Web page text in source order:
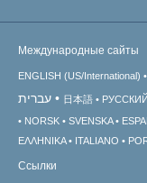
Международные сайты
ENGLISH (US/International)
עברית 日本語 РУССКИЙ
NORSK
SVENSKA
ΕΛΛΗΝΙΚA
ITALIANO
Ссылки